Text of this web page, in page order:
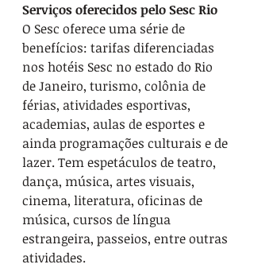
Serviços oferecidos pelo Sesc Rio
O Sesc oferece uma série de
benefícios: tarifas diferenciadas
nos hotéis Sesc no estado do Rio
de Janeiro, turismo, colônia de
férias, atividades esportivas,
academias, aulas de esportes e
ainda programações culturais e de
lazer. Tem espetáculos de teatro,
dança, música, artes visuais,
cinema, literatura, oficinas de
música, cursos de língua
estrangeira, passeios, entre outras
atividades.